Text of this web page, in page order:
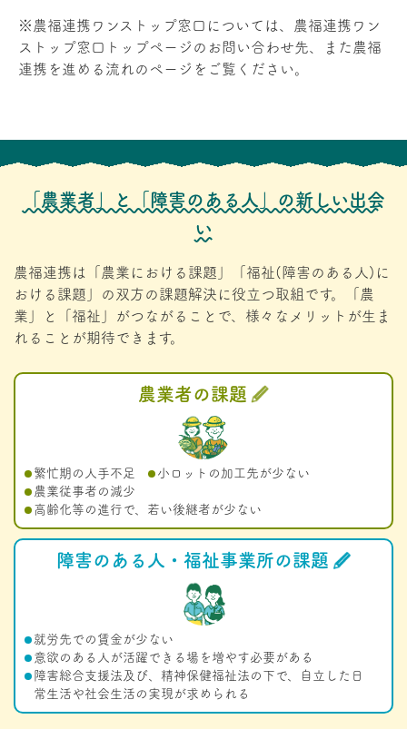
※農福連携ワンストップ窓口については、農福連携ワン
ストップ窓口トップページのお問い合わせ先、また農福
連携を進める流れのページをご覧ください。
「農業者」と「障害のある人」の新しい出会
い
農福連携は「農業における課題」「福祉(障害のある人)に
おける課題」の双方の課題解決に役立つ取組です。「農
業」と「福祉」がつながることで、様々なメリットが生ま
れることが期待できます。
農業者の課題
繁忙期の人手不足
小ロットの加工先が少ない
農業従事者の減少
高齢化等の進行で、若い後継者が少ない
障害のある人・福祉事業所の課題
就労先での賃金が少ない
意欲のある人が活躍できる場を増やす必要がある
障害総合支援法及び、精神保健福祉法の下で、自立した日
常生活や社会生活の実現が求められる